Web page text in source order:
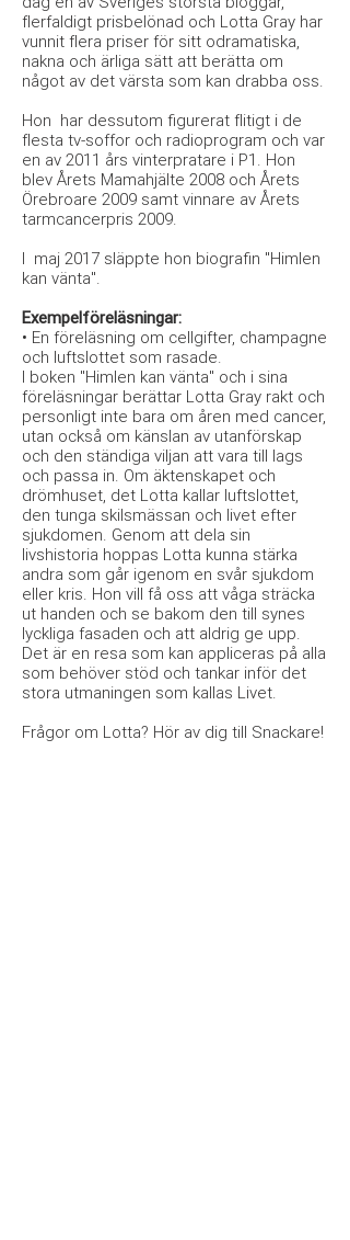
flerfaldigt prisbelönad och Lotta Gray har
vunnit flera priser för sitt odramatiska,
nakna och ärliga sätt att berätta om
något av det värsta som kan drabba oss.
Hon har dessutom figurerat flitigt i de
flesta tv-soffor och radioprogram och var
en av 2011 års vinterpratare i P1. Hon
blev Årets Mamahjälte 2008 och Årets
Örebroare 2009 samt vinnare av Årets
tarmcancerpris 2009.
I maj 2017 släppte hon biografin "Himlen
kan vänta".
Exempelföreläsningar:
• En föreläsning om cellgifter, champagne
och luftslottet som rasade.
I boken "Himlen kan vänta" och i sina
föreläsningar berättar Lotta Gray rakt och
personligt inte bara om åren med cancer,
utan också om känslan av utanförskap
och den ständiga viljan att vara till lags
och passa in. Om äktenskapet och
drömhuset, det Lotta kallar luftslottet,
den tunga skilsmässan och livet efter
sjukdomen. Genom att dela sin
livshistoria hoppas Lotta kunna stärka
andra som går igenom en svår sjukdom
eller kris. Hon vill få oss att våga sträcka
ut handen och se bakom den till synes
lyckliga fasaden och att aldrig ge upp.
Det är en resa som kan appliceras på alla
som behöver stöd och tankar inför det
stora utmaningen som kallas Livet.
Frågor om Lotta? Hör av dig till Snackare!